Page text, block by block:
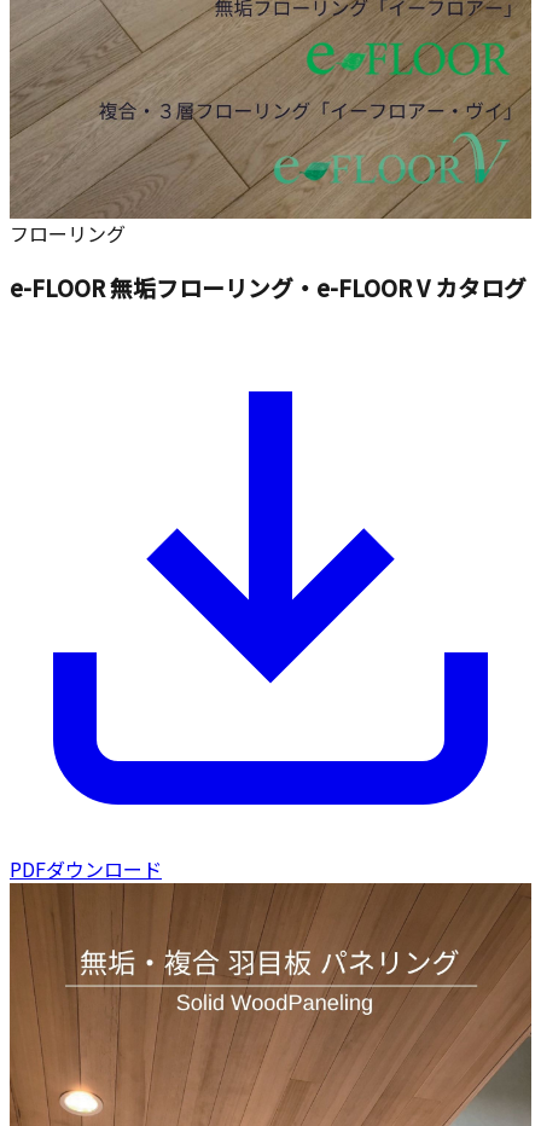
フローリング
e-FLOOR 無垢フローリング・e-FLOOR V カタログ
PDFダウンロード